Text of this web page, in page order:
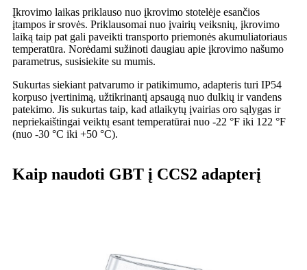
Įkrovimo laikas priklauso nuo įkrovimo stotelėje esančios
įtampos ir srovės. Priklausomai nuo įvairių veiksnių, įkrovimo
laiką taip pat gali paveikti transporto priemonės akumuliatoriaus
temperatūra. Norėdami sužinoti daugiau apie įkrovimo našumo
parametrus, susisiekite su mumis.
Sukurtas siekiant patvarumo ir patikimumo, adapteris turi IP54
korpuso įvertinimą, užtikrinantį apsaugą nuo dulkių ir vandens
patekimo. Jis sukurtas taip, kad atlaikytų įvairias oro sąlygas ir
nepriekaištingai veiktų esant temperatūrai nuo -22 °F iki 122 °F
(nuo -30 °C iki +50 °C).
Kaip naudoti GBT į CCS2 adapterį